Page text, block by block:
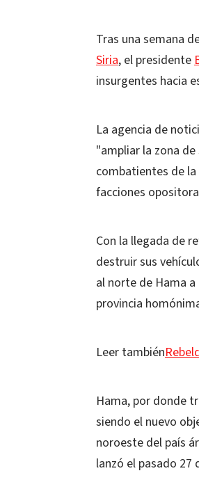
Tras una semana
Siria, el presidente
insurgentes hacia
La agencia de
"ampliar la zona
combatientes de
facciones
Con la llegada de
destruir sus
al norte de Hama
provincia
Leer también
Hama, por donde
siendo el nuevo
noroeste del país
lanzó el pasado 27